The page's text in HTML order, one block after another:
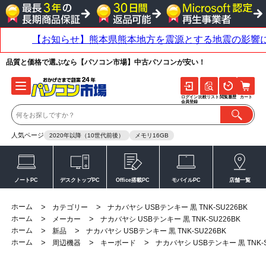
品質と価格で選ぶなら【パソコン市場】中古パソコンが安い！
人気ページ 2020年以降（10世代前後） メモリ16GB
ログイン
会員登録
比較リスト 閲覧履歴 カート
ノートPC デスクトップPC Office搭載PC モバイルPC 店舗一覧
ホーム > カテゴリー >
ナカバヤシ USBテンキー 黒 TNK-SU226BK
ホーム
> メーカー >
ナカバヤシ USBテンキー 黒 TNK-SU226BK
ホーム
> 新品 >
ナカバヤシ USBテンキー 黒 TNK-SU226BK
ホーム
> 周辺機器 > キーボード > ナカバヤシ USBテンキー 黒